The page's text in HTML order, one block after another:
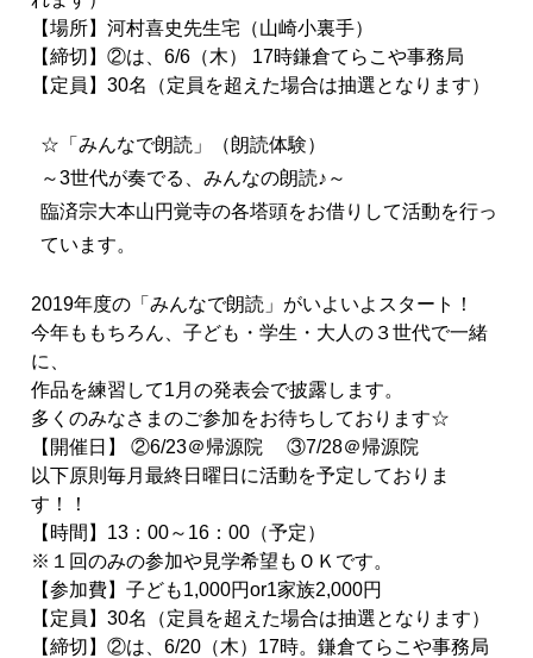
【場所】河村喜史先生宅（山崎小裏手）
【締切】②は、6/6（木） 17時鎌倉てらこや事務局
【定員】30名（定員を超えた場合は抽選となります）
☆「みんなで朗読」（朗読体験）
～3世代が奏でる、みんなの朗読♪～
臨済宗大本山円覚寺の各塔頭をお借りして活動を行っ
ています。
2019年度の「みんなで朗読」がいよいよスタート！
今年ももちろん、子ども・学生・大人の３世代で一緒
に、
作品を練習して1 月の発表会で披露します。
多くのみなさまのご参加をお待ちしております☆
【開催日】 ②6/23＠帰源院 ③7/28＠帰源院
以下原則毎月最終日曜日に活動を予定しておりま
す！！
【時間】13：00～16：00（予定）
※１回のみの参加や見学希望もＯＫです。
【参加費】子ども1,000円or1家族2,000円
【定員】30名（定員を超えた場合は抽選となります）
【締切】②は、6/20（木）17時。鎌倉てらこや事務局